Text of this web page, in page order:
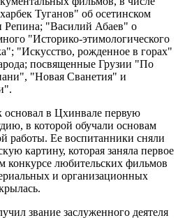
Туганов" об осетинском
Репина; "Василий Абаев" о
"Историко-этимологического
"Искусство, рожденное в горах"
посвященные Грузии "По
"Новая Сванетия" и
в Цхинвале первую
в которой обучали основам
работы. Ее воспитанники сняли
картину, которая заняла первое
конкурсе любительских фильмов
и организационных
звание заслуженного деятеля